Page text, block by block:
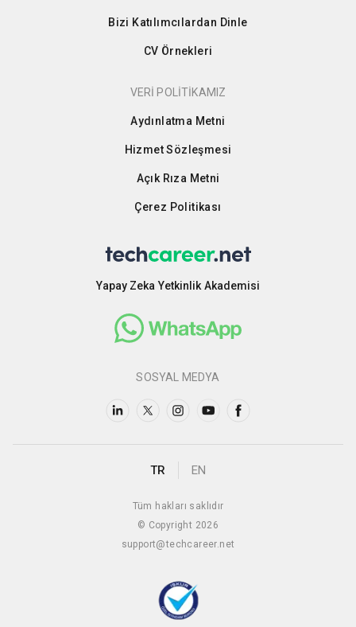
Bizi Katılımcılardan Dinle
CV Örnekleri
VERİ POLİTİKAMIZ
Aydınlatma Metni
Hizmet Sözleşmesi
Açık Rıza Metni
Çerez Politikası
Yapay Zeka Yetkinlik Akademisi
SOSYAL MEDYA
TR EN
Tüm hakları saklıdır
© Copyright 2026
support@techcareer.net